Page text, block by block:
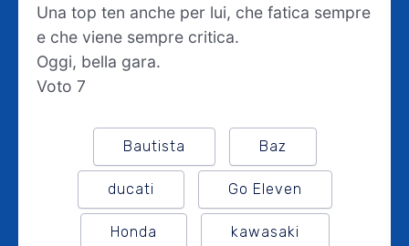
Una top ten anche per lui, che fatica sempre
e che viene sempre critica.
Oggi, bella gara.
Voto 7
Bautista Baz
ducati Go Eleven
Honda kawasaki